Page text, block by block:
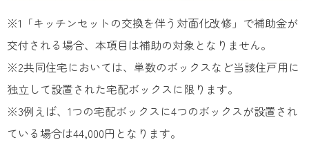
※1「キッチンセットの交換を伴う対面化改修」で補助金が
交付される場合、本項目は補助の対象となりません。
※2共同住宅においては、単数のボックスなど​当該住戸用に
独立して設置された宅配ボックス​に限ります。​
※3例えば、1つの宅配ボックスに4つのボックスが設置され
ている場合は44,000円となります。